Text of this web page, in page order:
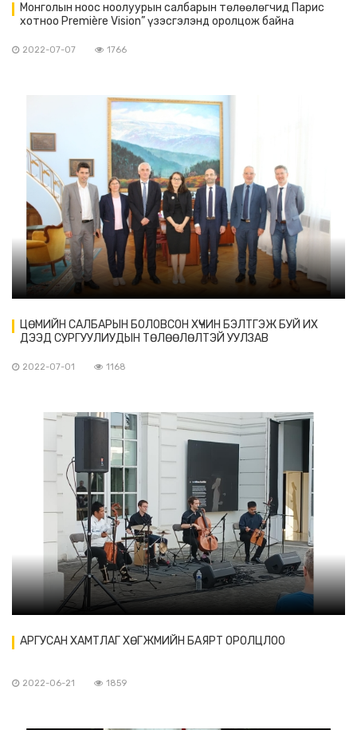
Монголын ноос ноолуурын салбарын төлөөлөгчид Парис
хотноо Première Vision” үзэсгэлэнд оролцож байна
2022-07-07 1766
ЦӨМИЙН САЛБАРЫН БОЛОВСОН ХҮЧИН БЭЛТГЭЖ БУЙ ИХ
ДЭЭД СУРГУУЛИУДЫН ТӨЛӨӨЛӨЛТЭЙ УУЛЗАВ
2022-07-01 1168
АРГУСАН ХАМТЛАГ ХӨГЖМИЙН БАЯРТ ОРОЛЦЛОО
2022-06-21 1859